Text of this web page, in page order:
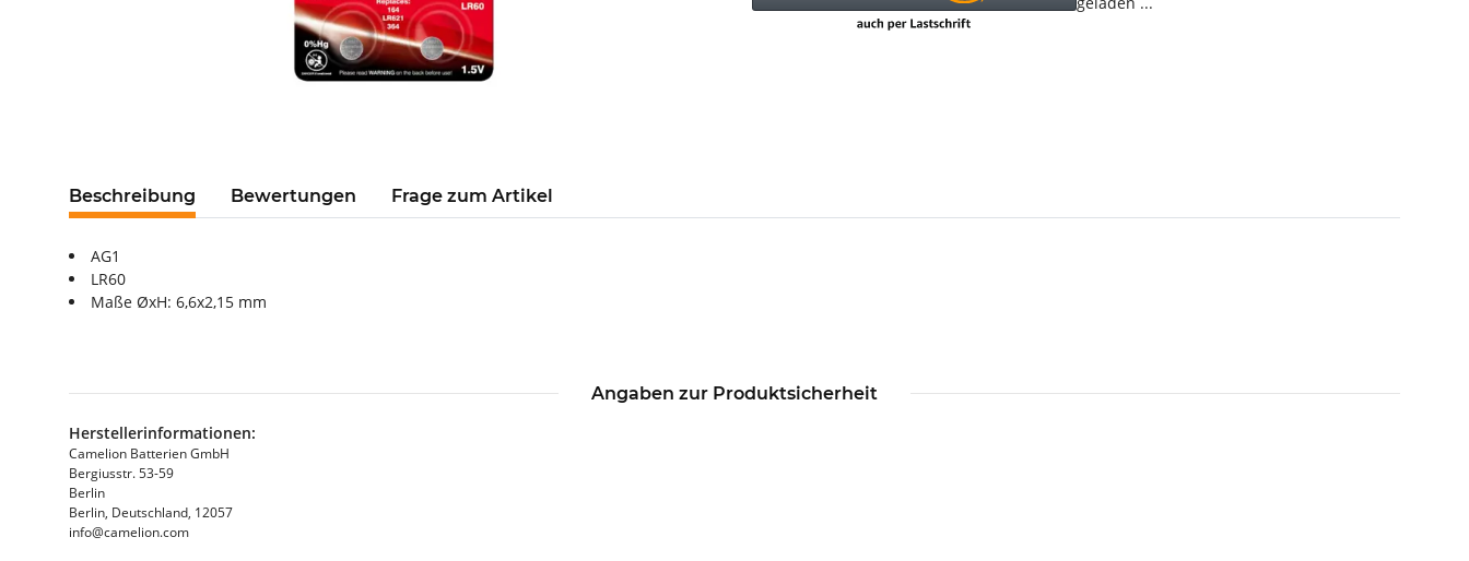
Beschreibung Bewertungen Frage zum Artikel
AG1
LR60
Maße ØxH: 6,6x2,15 mm
Angaben zur Produktsicherheit
Herstellerinformationen:
Camelion Batterien GmbH
Bergiusstr. 53-59
Berlin
Berlin, Deutschland, 12057
info@camelion.com